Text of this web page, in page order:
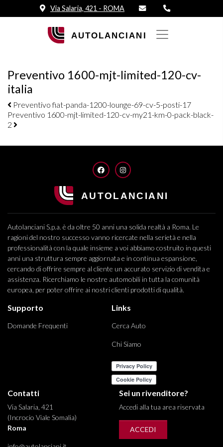
Via Salaria, 421 - ROMA
Preventivo 1600-mjt-limited-120-cv-
italia
Navigazione elementi
Preventivo fiat-panda-1200-lounge-69-cv-5-posti-17
Preventivo 1600-mjt-limited-120-cv-my21-km-0-pack-black-
2
FACEBOOKINSTAGRAM
Autolanciani S.p.a. è da oltre 50 anni una solida realtà a Roma. Le
ragioni del nostro successo vanno ricercate nella serietà e nella
professionalità con la quale insieme a voi abbiamo costruito in questi
anni una struttura sempre aggiornata e in continua espansione,
cercando di offrire sempre al cliente un accurato servizio di vendita e
assistenza. Ricerchiamo le nostre automobili in tutta la comunità
europea, per poter offrire ai nostri clienti prodotti di qualità.
Supporto
Domande Frequenti
Links
Cerca Auto
Chi Siamo
Contatti
Via Salaria, 421
(Incrocio Viale Somalia)
Roma
Sei un rivenditore?
Accedi alla tua area riservata
ACCEDI